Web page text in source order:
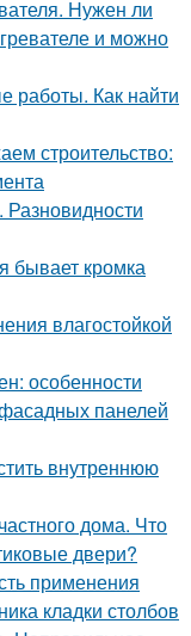
Нужен ли
и можно
работы. Как найти
строительство:
бывает кромка
влагостойкой
особенности
панелей
внутреннюю
дома. Что
двери?
применения
кладки столбов